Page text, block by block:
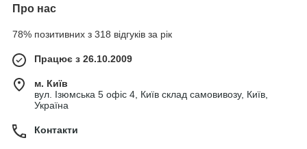
Про нас
78% позитивних з 318 відгуків за рік
Працює з 26.10.2009
м. Київ
вул. Ізюмська 5 офіс 4, Київ склад самовивозу, Київ,
Україна
Контакти